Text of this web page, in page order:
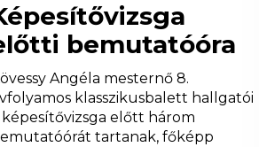
bemutatóóra
Angéla mesternő 8.
klasszikusbalett hallgatói
képesítővizsga előtt három
tartanak, főképp